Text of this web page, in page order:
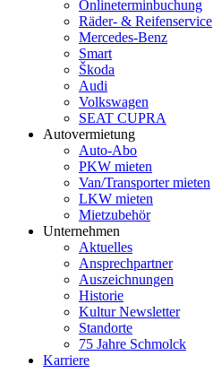
Onlineterminbuchung
Räder- & Reifenservice
Mercedes-Benz
Smart
Škoda
Audi
Volkswagen
SEAT CUPRA
Autovermietung
Auto-Abo
PKW mieten
Van/Transporter mieten
LKW mieten
Mietzubehör
Unternehmen
Aktuelles
Ansprechpartner
Auszeichnungen
Historie
Kultur Newsletter
Standorte
75 Jahre Schmolck
Karriere